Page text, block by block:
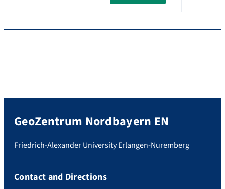
GeoZentrum Nordbayern EN
Friedrich-Alexander University Erlangen-Nuremberg
Contact and Directions